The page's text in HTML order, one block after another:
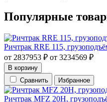
Популярные
Ричтрак RRE 115,
от 2837953 ₽ от 3234569 ₽
В корзину
Сравнить
Избранное
Ричтрак MFZ 20H,